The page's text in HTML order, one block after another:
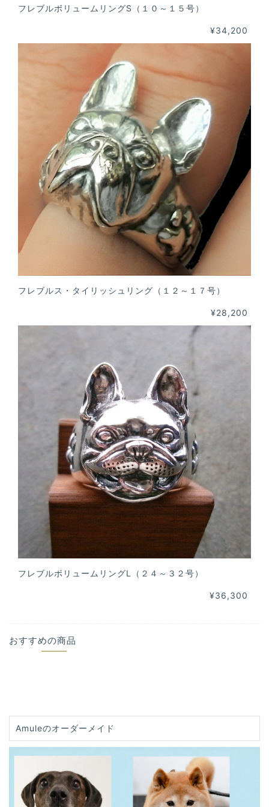
フレブルボリュームリングS（１０～１５号）
¥34,200
フレブルス・タイリッシュリング（１２～１７号）
¥28,200
フレブルボリュームリングL（２４～３２号）
¥36,300
おすすめの商品
Amuleのオーダーメイド